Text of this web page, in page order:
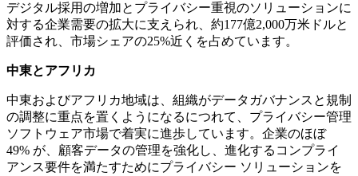
デジタル採用の増加とプライバシー重視のソリューションに
対する企業需要の拡大に支えられ、約177億2,000万米ドルと
評価され、市場シェアの25%近くを占めています。
中東とアフリカ
中東およびアフリカ地域は、組織がデータガバナンスと規制
の調整に重点を置くようになるにつれて、プライバシー管理
ソフトウェア市場で着実に進歩しています。企業のほぼ
49% が、顧客データの管理を強化し、進化するコンプライ
アンス要件を満たすためにプライバシー ソリューションを